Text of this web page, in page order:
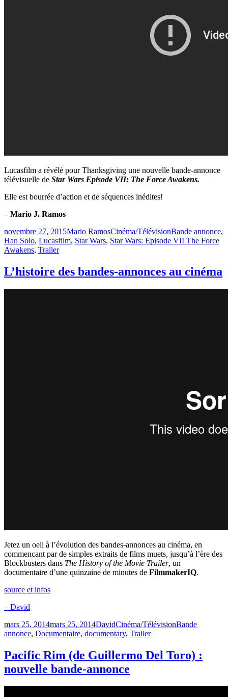
Lucasfilm a révélé pour Thanksgiving une nouvelle bande-annonce
télévisuelle de Star Wars Episode VII: The Force Awakens.
Elle est bourrée d’action et de séquences inédites!
– Mario J. Ramos
Publié
le
novembre 27, 2015Mario RamosCatégories
Cinéma/TélévisionÉtiquettes
Bande annonce,
Han Solo, Lucasfilm, Star Wars, Star Wars: Episode VII The Force
Awakens, Trailer
L’histoire des bandes-annonces au cinéma
Jetez un oeil à l’évolution des bandes-annonces au cinéma, en
commencant par de simples extraits de films muets, jusqu’à l’ère des
Blockbusters dans The History of the Movie Trailer, un
documentaire d’une quinzaine de minutes de FilmmakerIQ.
source et infos
– David
Publié
le
mars 25, 2014mars 25, 2014DavidCatégories
Cinéma/TélévisionÉtiquettes
Bande
annonce, Documentaire, documentary, Trailer
Pacific Rim (de Guillermo Del Toro) :
nouvelle bande-annonce